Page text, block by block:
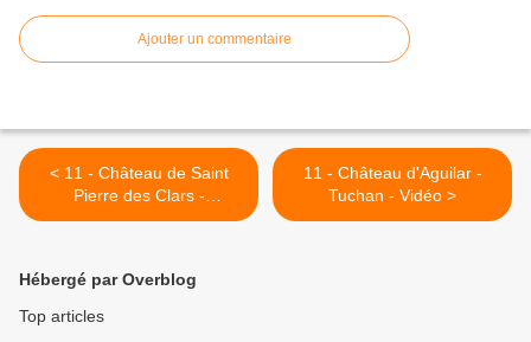
Ajouter un commentaire
< 11 - Château de Saint
Pierre des Clars -
Montredon des Corbières -
11 - Château d'Aguilar -
Tuchan - Vidéo >
Hébergé par Overblog
Top articles